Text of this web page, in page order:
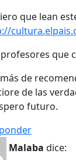
que lean
profesores que
de
de las
futuro.
Malaba dice: